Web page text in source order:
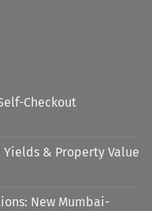
Checkout
& Property Value
New Mumbai-